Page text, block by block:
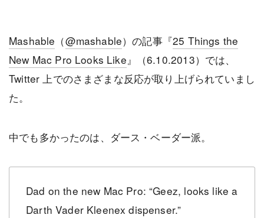
Mashable （@mashable）の記事『25 Things the
New Mac Pro Looks Like』（6.10.2013）では、
Twitter 上でのさまざまな反応が取り上げられていまし
た。
中でも多かったのは、ダース・ベーダー派。
Dad on the new Mac Pro: “Geez, looks like a
Darth Vader Kleenex dispenser.”